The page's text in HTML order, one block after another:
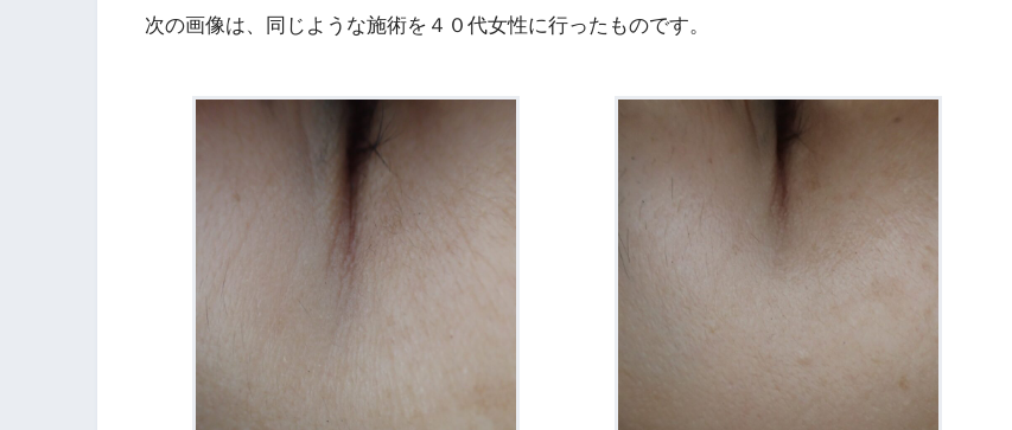
次の画像は、同じような施術を４０代女性に行ったものです。